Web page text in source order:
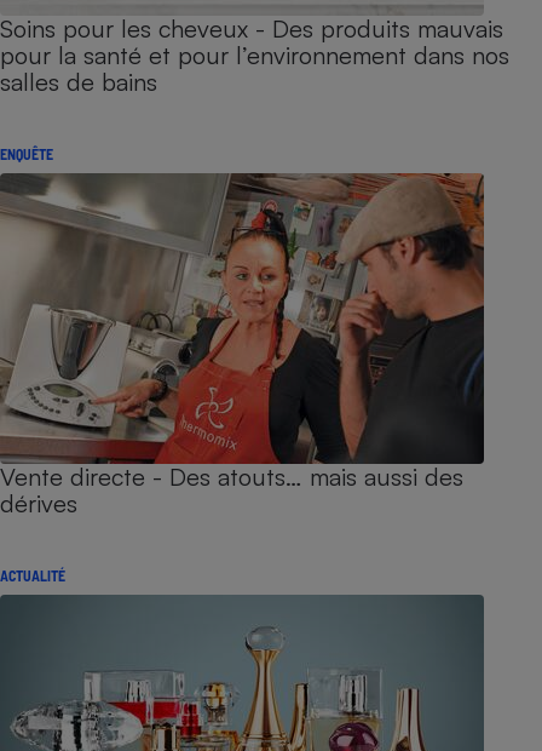
Soins pour les cheveux - Des produits mauvais
pour la santé et pour l’environnement dans nos
salles de bains
ENQUÊTE
Vente directe - Des atouts… mais aussi des
dérives
ACTUALITÉ